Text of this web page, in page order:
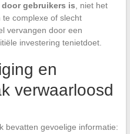
gebruikers is, niet het
complexe of slecht
vervangen door een
investering tenietdoet.
en
verwaarloosd
bevatten gevoelige informatie: